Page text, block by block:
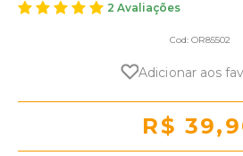
2 Avaliações
Cod:OR85502
Adicionar aos
R$